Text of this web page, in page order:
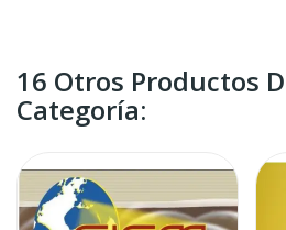
16 Otros Productos
Categoría: